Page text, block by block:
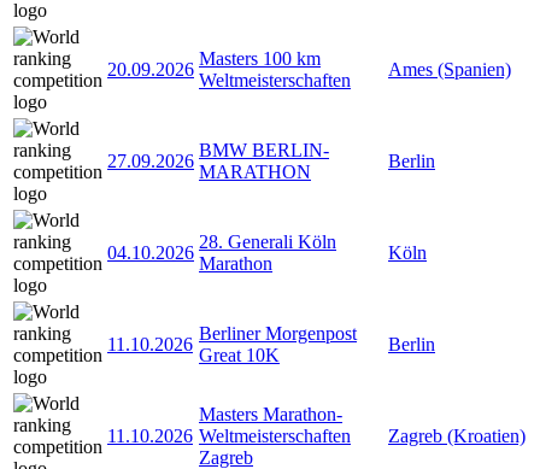
20.09.2026
Masters 100 km
Weltmeisterschaften
Ames (Spanien)
27.09.2026
BMW BERLIN-
MARATHON
Berlin
04.10.2026
28. Generali Köln
Marathon
Köln
11.10.2026
Berliner Morgenpost
Great 10K
Berlin
11.10.2026
Masters Marathon-
Weltmeisterschaften
Zagreb
Zagreb (Kroatien)